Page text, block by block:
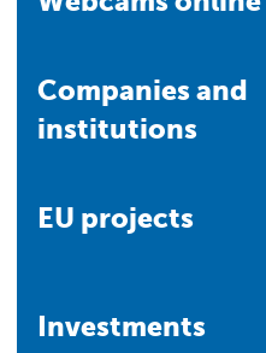
Companies and
institutions
EU projects
Investments